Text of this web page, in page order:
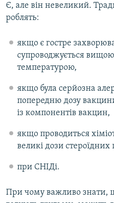
Є, але він невеликий.
роблять:
якщо є гостре
супроводжується
температурою,
якщо була серйозна
попередню дозу
із компонентів вакцин,
якщо проводиться
великі дози стероїдних
при СНІДі.
При чому важливо знати,